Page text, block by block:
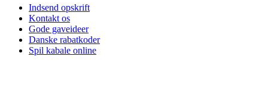
Indsend opskrift
Kontakt os
Gode gaveideer
Danske rabatkoder
Spil kabale online